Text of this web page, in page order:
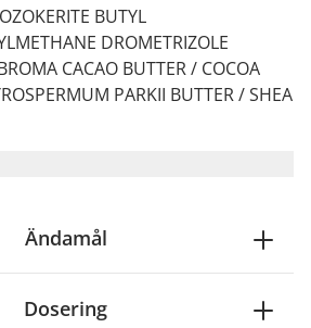
BUTYL
DROMETRIZOLE
CACAO BUTTER / COCOA
PARKII BUTTER / SHEA
Ändamål
Dosering